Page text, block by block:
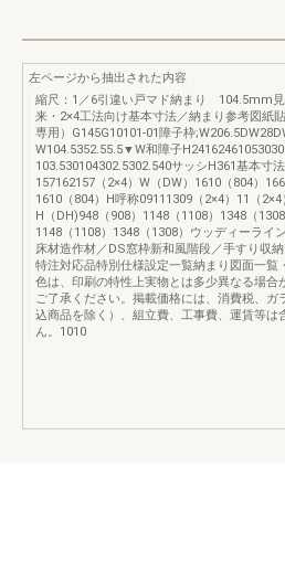
左ページから抽出された内容
縮尺：1／6引違い戸マド納まり 104.5mm
来・2×4工法向け基本寸法／納まり参考図紙
専用）G145G10101-01障子枠
W104.5352.55.5▼W和障子
103.530104302.5302.540サッシH361基本寸
157162157（2×4）W（DW）1610（804）
1610（804）H呼称09111309（2×4）11（2×4
H（DH)948（908）1148（1108）1348（1308
1148（1108）1348（1308）ウッディーライ
床材造作材／DS窓枠新和風階段／手すり収
特注対応品特別仕様設定一覧納まり図面一覧
色は、印刷の特性上実物とは多少異なる場合
ご了承ください。掲載価格には、消費税、ガ
込商品を除く）、組立費、工事費、運賃等は
ん。1010